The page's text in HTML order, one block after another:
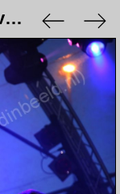
DelfSail in de Eemshaven - 21 augustus 2009